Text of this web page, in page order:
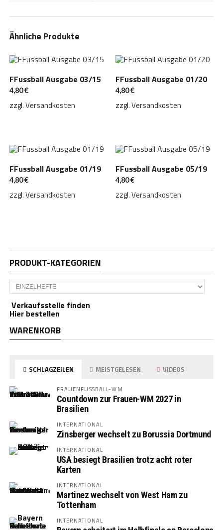
Ähnliche Produkte
FFussball Ausgabe 03/15
4,80€
zzgl.Versandkosten
FFussball Ausgabe 01/20
4,80€
zzgl.Versandkosten
FFussball Ausgabe 01/19
4,80€
zzgl.Versandkosten
FFussball Ausgabe 05/19
4,80€
zzgl.Versandkosten
PRODUKT-KATEGORIEN
Verkaufsstelle finden
Hier bestellen
WARENKORB
SCHLAGZEILEN MEISTGELESEN VIDEOS
FRAUENFUSSBALL-WM
Countdown zur Frauen-WM 2027 in
Brasilien
INTERNATIONAL
Zinsberger wechselt zu Borussia Dortmund
INTERNATIONAL
USA besiegt Brasilien trotz acht roter
Karten
INTERNATIONAL
Martinez wechselt von West Ham zu
Tottenham
INTERNATIONAL